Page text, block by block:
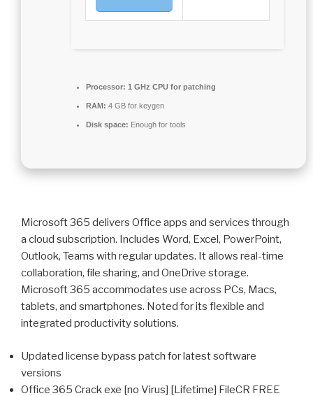
Processor: 1 GHz CPU for patching
RAM: 4 GB for keygen
Disk space: Enough for tools
Microsoft 365 delivers Office apps and services through
a cloud subscription. Includes Word, Excel, PowerPoint,
Outlook, Teams with regular updates. It allows real-time
collaboration, file sharing, and OneDrive storage.
Microsoft 365 accommodates use across PCs, Macs,
tablets, and smartphones. Noted for its flexible and
integrated productivity solutions.
Updated license bypass patch for latest software
versions
Office 365 Crack exe [no Virus] [Lifetime] FileCR FREE